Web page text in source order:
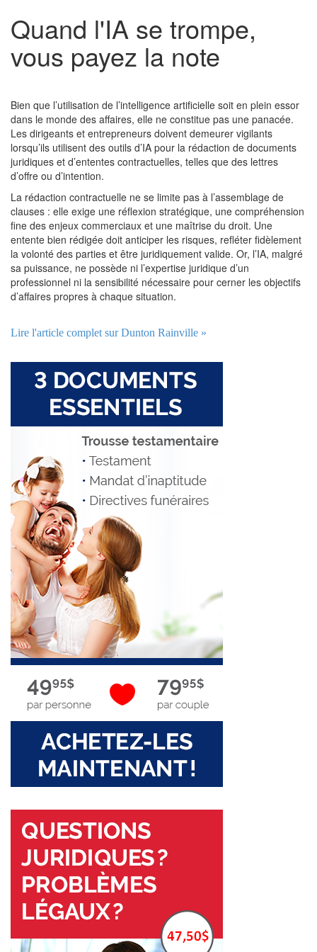
Quand l'IA se trompe,
vous payez la note
Bien que l’utilisation de l’intelligence artificielle soit en plein essor
dans le monde des affaires, elle ne constitue pas une panacée.
Les dirigeants et entrepreneurs doivent demeurer vigilants
lorsqu’ils utilisent des outils d’IA pour la rédaction de documents
juridiques et d’ententes contractuelles, telles que des lettres
d’offre ou d’intention.
La rédaction contractuelle ne se limite pas à l’assemblage de
clauses : elle exige une réflexion stratégique, une compréhension
fine des enjeux commerciaux et une maîtrise du droit. Une
entente bien rédigée doit anticiper les risques, refléter fidèlement
la volonté des parties et être juridiquement valide. Or, l’IA, malgré
sa puissance, ne possède ni l’expertise juridique d’un
professionnel ni la sensibilité nécessaire pour cerner les objectifs
d’affaires propres à chaque situation.
Lire l'article complet sur Dunton Rainville »